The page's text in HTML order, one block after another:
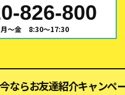
826-800
月～金 8:30～17:30
今ならお友達紹介キャンペ